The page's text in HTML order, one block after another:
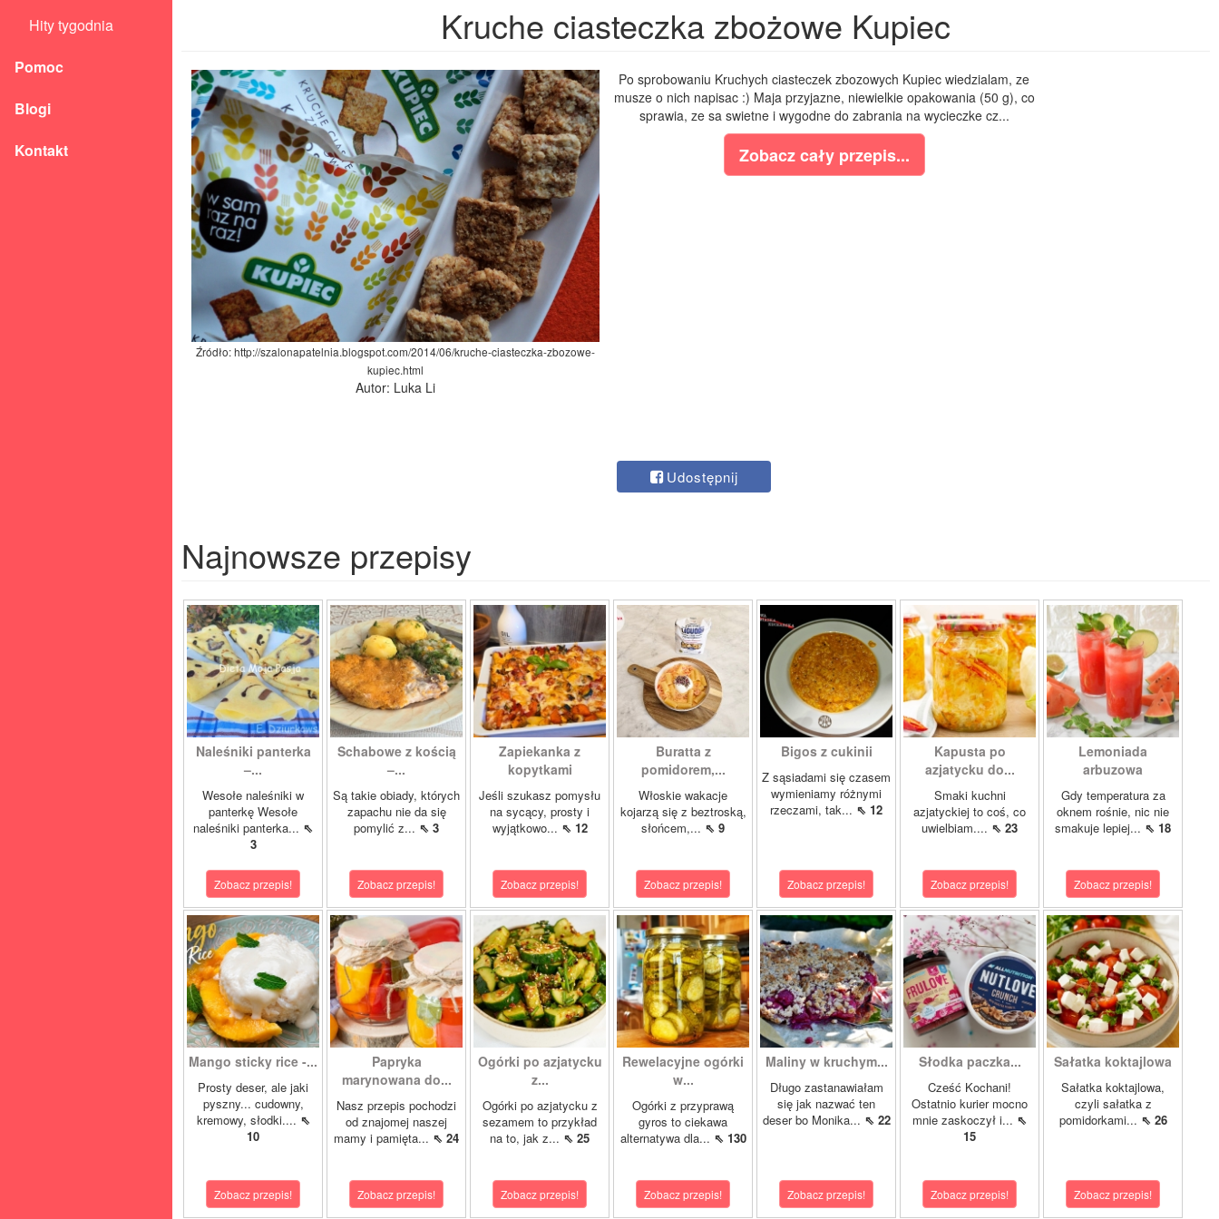
Hity tygodnia
Pomoc
Blogi
Kontakt
Kruche ciasteczka zbożowe Kupiec
Źródło: http://szalonapatelnia.blogspot.com/2014/06/kruche-ciasteczka-zbozowe-
kupiec.html
Autor: Luka Li
Po sprobowaniu Kruchych ciasteczek zbozowych Kupiec wiedzialam, ze
musze o nich napisac :) Maja przyjazne, niewielkie opakowania (50 g), co
sprawia, ze sa swietne i wygodne do zabrania na wycieczke cz...
Zobacz cały przepis...
Udostępnij
Najnowsze przepisy
Naleśniki panterka
–...
Wesołe naleśniki w
panterkę Wesołe
naleśniki panterka... ⇖
3
Zobacz przepis!
Schabowe z kością
–...
Są takie obiady, których
zapachu nie da się
pomylić z... ⇖ 3
Zobacz przepis!
Zapiekanka z
kopytkami
Jeśli szukasz pomysłu
na sycący, prosty i
wyjątkowo... ⇖ 12
Zobacz przepis!
Buratta z
pomidorem,...
Włoskie wakacje
kojarzą się z beztroską,
słońcem,... ⇖ 9
Zobacz przepis!
Bigos z cukinii
Z sąsiadami się czasem
wymieniamy różnymi
rzeczami, tak... ⇖ 12
Zobacz przepis!
Kapusta po
azjatycku do...
Smaki kuchni
azjatyckiej to coś, co
uwielbiam.... ⇖ 23
Zobacz przepis!
Lemoniada
arbuzowa
Gdy temperatura za
oknem rośnie, nic nie
smakuje lepiej... ⇖ 18
Zobacz przepis!
Mango sticky rice -...
Prosty deser, ale jaki
pyszny... cudowny,
kremowy, słodki.... ⇖
10
Zobacz przepis!
Papryka
marynowana do...
Nasz przepis pochodzi
od znajomej naszej
mamy i pamięta... ⇖ 24
Zobacz przepis!
Ogórki po azjatycku
z...
Ogórki po azjatycku z
sezamem to przykład
na to, jak z... ⇖ 25
Zobacz przepis!
Rewelacyjne ogórki
w...
Ogórki z przyprawą
gyros to ciekawa
alternatywa dla... ⇖ 130
Zobacz przepis!
Maliny w kruchym...
Długo zastanawiałam
się jak nazwać ten
deser bo Monika... ⇖ 22
Zobacz przepis!
Słodka paczka...
Cześć Kochani!
Ostatnio kurier mocno
mnie zaskoczył i... ⇖
15
Zobacz przepis!
Sałatka koktajlowa
Sałatka koktajlowa,
czyli sałatka z
pomidorkami... ⇖ 26
Zobacz przepis!